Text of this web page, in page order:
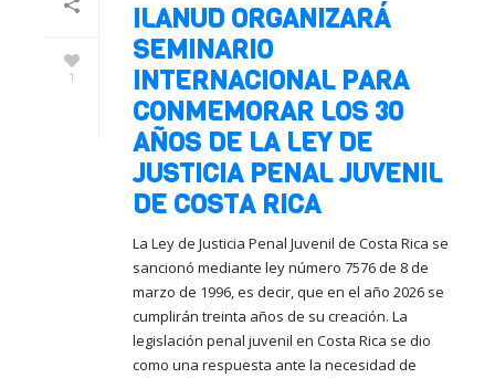
1
ILANUD ORGANIZARÁ
SEMINARIO
INTERNACIONAL PARA
CONMEMORAR LOS 30
AÑOS DE LA LEY DE
JUSTICIA PENAL JUVENIL
DE COSTA RICA
La Ley de Justicia Penal Juvenil de Costa Rica se
sancionó mediante ley número 7576 de 8 de
marzo de 1996, es decir, que en el año 2026 se
cumplirán treinta años de su creación. La
legislación penal juvenil en Costa Rica se dio
como una respuesta ante la necesidad de